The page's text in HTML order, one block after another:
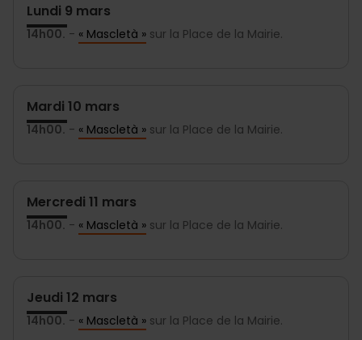
Lundi 9 mars
14h00. - « Mascletà » sur la Place de la Mairie.
Mardi 10 mars
14h00. - « Mascletà » sur la Place de la Mairie.
Mercredi 11 mars
14h00. - « Mascletà » sur la Place de la Mairie.
Jeudi 12 mars
14h00. - « Mascletà » sur la Place de la Mairie.